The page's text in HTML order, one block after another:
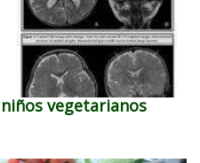
vegetarianos